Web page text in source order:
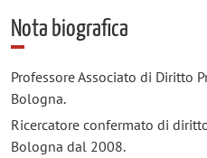
Nota biografica
Professore Associato di Diritto
Bologna.
Ricercatore confermato di
Bologna dal 2008.